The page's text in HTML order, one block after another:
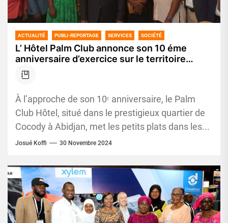
ACTUALITÉ PUBLI-REPORTAGE SERVICES SOCIÉTÉ
L’ Hôtel Palm Club annonce son 10 éme
anniversaire d’exercice sur le territoire
ivoirien
À l’approche de son 10ᵉ anniversaire, le Palm
Club Hôtel, situé dans le prestigieux quartier de
Cocody à Abidjan, met les petits plats dans les...
Josué Koffi 30 Novembre 2024